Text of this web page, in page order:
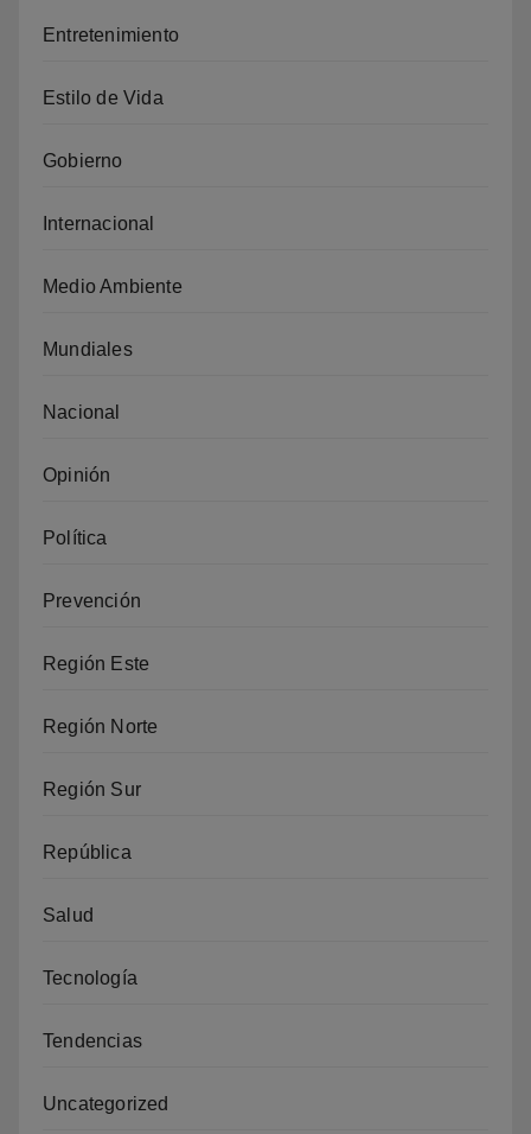
Entretenimiento
Estilo de Vida
Gobierno
Internacional
Medio Ambiente
Mundiales
Nacional
Opinión
Política
Prevención
Región Este
Región Norte
Región Sur
República
Salud
Tecnología
Tendencias
Uncategorized